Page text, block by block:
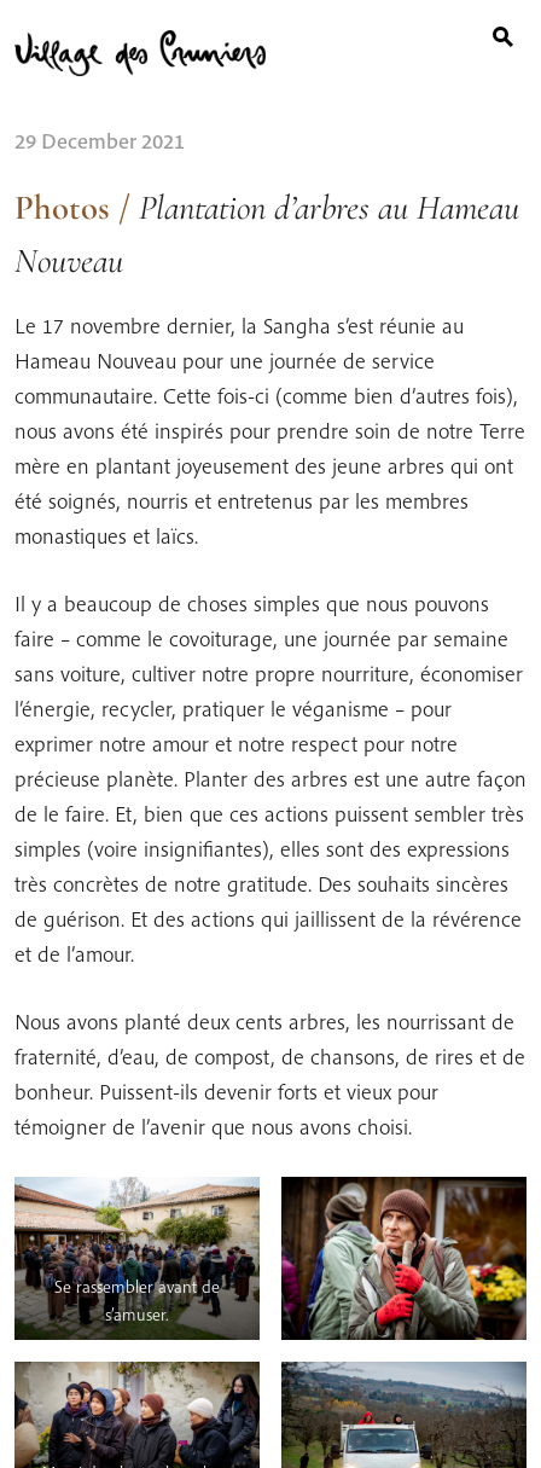
to
content
for:
29 December 2021
Photos / Plantation d’arbres au Hameau
Nouveau
Le 17 novembre dernier, la Sangha s’est réunie au
Hameau Nouveau pour une journée de service
communautaire. Cette fois-ci (comme bien d’autres fois),
nous avons été inspirés pour prendre soin de notre Terre
mère en plantant joyeusement des jeune arbres qui ont
été soignés, nourris et entretenus par les membres
monastiques et laïcs.
Il y a beaucoup de choses simples que nous pouvons
faire – comme le covoiturage, une journée par semaine
sans voiture, cultiver notre propre nourriture, économiser
l’énergie, recycler, pratiquer le véganisme – pour
exprimer notre amour et notre respect pour notre
précieuse planète. Planter des arbres est une autre façon
de le faire. Et, bien que ces actions puissent sembler très
simples (voire insignifiantes), elles sont des expressions
très concrètes de notre gratitude. Des souhaits sincères
de guérison. Et des actions qui jaillissent de la révérence
et de l’amour.
Nous avons planté deux cents arbres, les nourrissant de
fraternité, d’eau, de compost, de chansons, de rires et de
bonheur. Puissent-ils devenir forts et vieux pour
témoigner de l’avenir que nous avons choisi.
Se rassembler avant de
s’amuser.